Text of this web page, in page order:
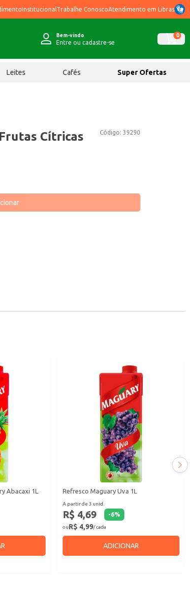
Institucional Trabalhe ConoscoAtendimento em Libras
Bem-vindo
Entre ou cadastre-se
0
Leites Cafés Super Ofertas
Código: 39290
Cítricas
Abacaxi 1L Refresco Maguary Uva 1L
A partir de 3 unid.
R$ 4,69 -6%
ouR$ 4,99/ cada
ADICIONAR